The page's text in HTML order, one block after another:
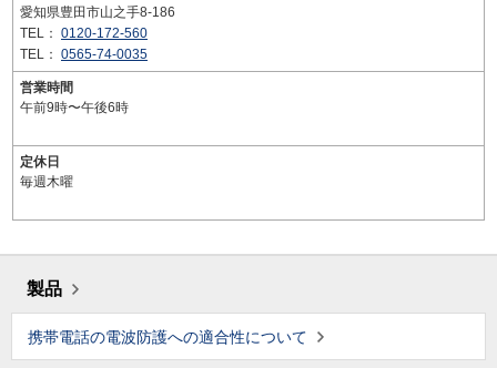
愛知県豊田市山之手8-186
TEL： 0120-172-560
TEL： 0565-74-0035
営業時間
午前9時〜午後6時
定休日
毎週木曜
製品
携帯電話の電波防護への適合性について